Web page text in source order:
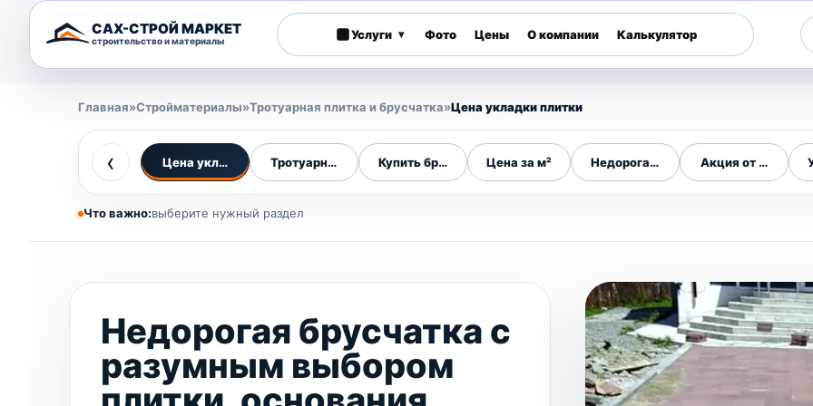
САХ-СТРОЙ МАРКЕТ
строительство и материалы Услуги ▾ Фото Цены О компании Калькулятор
Главная»Стройматериалы»Тротуарная плитка и брусчатка»Цена укладки плитки
‹ Цена укладки Тротуарная плиткаКупить брусчаткуЦена за м² Недорогая плиткаАкция от 200 м²
Что важно:выберите нужный раздел
Недорогая брусчатка с
разумным выбором